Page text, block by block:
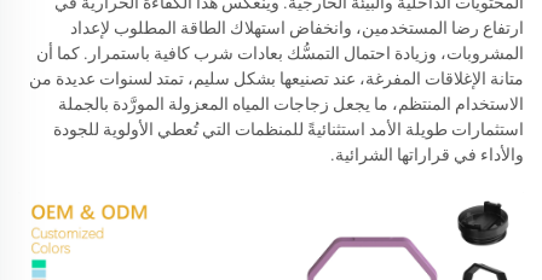
ارتفاع رضا المستخدمين، وانخفاض استهلاك الطاقة المطلوب لإعداد
المشروبات، وزيادة احتمال التمسُّك بعادات شرب كافية باستمرار. كما أن
متانة الإغلاقات المفرغة، عند تصنيعها بشكل سليم، تمتد لسنوات عديدة من
الاستخدام المنتظم، ما يجعل زجاجات المياه المعزولة المورَّدة بالجملة
استثمارات طويلة الأمد استثنائيةً للمنظمات التي تُعطي الأولوية للجودة
والأداء في قراراتها الشرائية.